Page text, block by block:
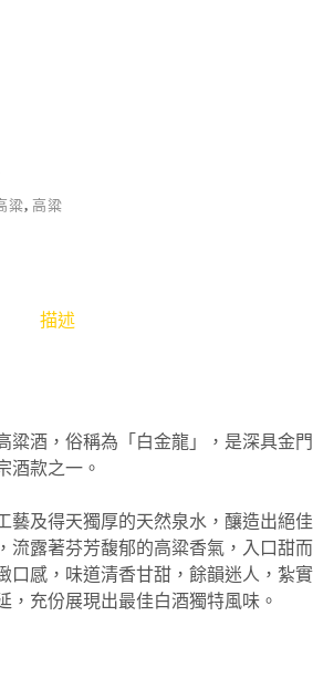
粱,高粱
描述
粱酒，俗稱為「白金龍」，是深具金門
酒款之一。
藝及得天獨厚的天然泉水，釀造出絕佳
流露著芬芳馥郁的高粱香氣，入口甜而
口感，味道清香甘甜，餘韻迷人，紮實
，充份展現出最佳白酒獨特風味。